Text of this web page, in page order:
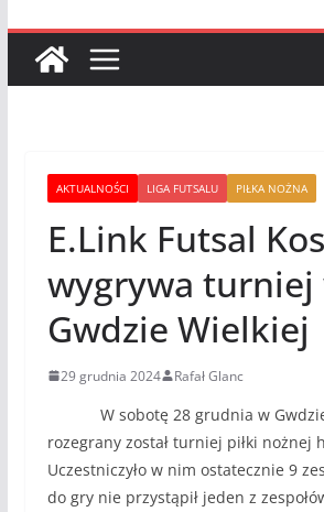
AKTUALNOŚCI LIGA FUTSALU PIŁKA NOŻNA
E.Link Futsal
wygrywa turniej
Gwdzie Wielkiej
29 grudnia 2024 Rafał Glanc
W sobotę 28 grudnia w Gwdzie
rozegrany został turniej piłki nożnej
Uczestniczyło w nim ostatecznie 9
do gry nie przystąpił jeden z